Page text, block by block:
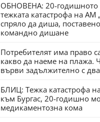
ОБНОВЕНА: 20-годишното
тежката катастрофа на АМ
спряло да диша,
командно дишане
Потребителят има право
какво да наеме на плажа.
върви задължително с
БЛИЦ: Тежка катастрофа
към Бургас, 20-годишно
медикаментозна кома